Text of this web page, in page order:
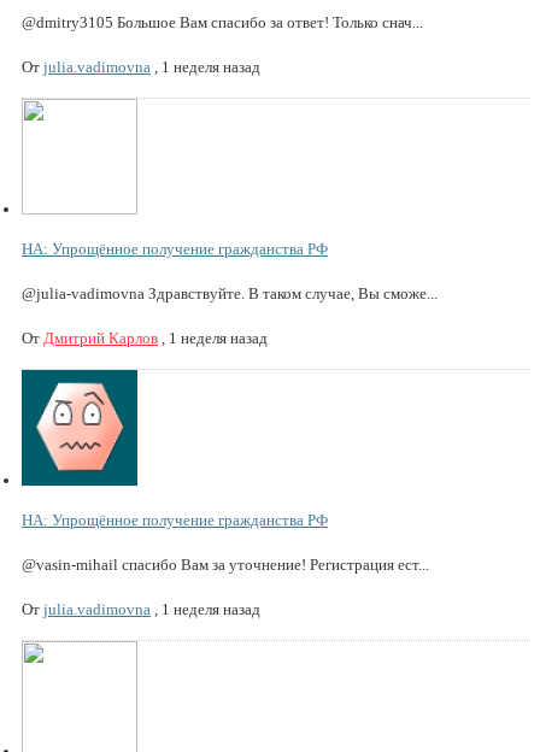
@dmitry3105 Большое Вам спасибо за ответ! Только снач...
От julia.vadimovna 1 неделя назад
НА: Упрощённое получение гражданства РФ
@julia-vadimovna Здравствуйте. В таком случае, Вы сможе...
От Дмитрий Карлов 1 неделя назад
НА: Упрощённое получение гражданства РФ
@vasin-mihail спасибо Вам за уточнение! Регистрация ест...
От julia.vadimovna 1 неделя назад